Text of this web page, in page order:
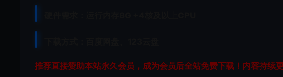
推荐直接赞助本站永久会员，成为会员后全站免费下载！内容持